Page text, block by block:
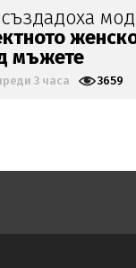
3 часа 2111